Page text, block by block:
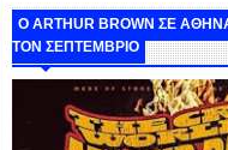
O ARTHUR BROWN ΣΕ
ΤΟΝ ΣΕΠΤΕΜΒΡΙΟ